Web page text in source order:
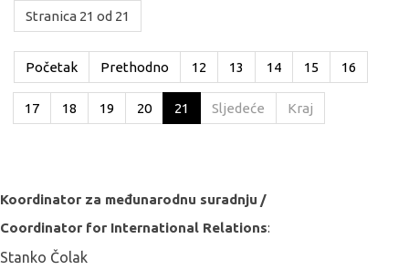
Stranica 21 od 21
Početak Prethodno 12 13 14 15 16
17 18 19 20 21 Sljedeće Kraj
Koordinator za međunarodnu suradnju /
Coordinator for International Relations:
Stanko Čolak